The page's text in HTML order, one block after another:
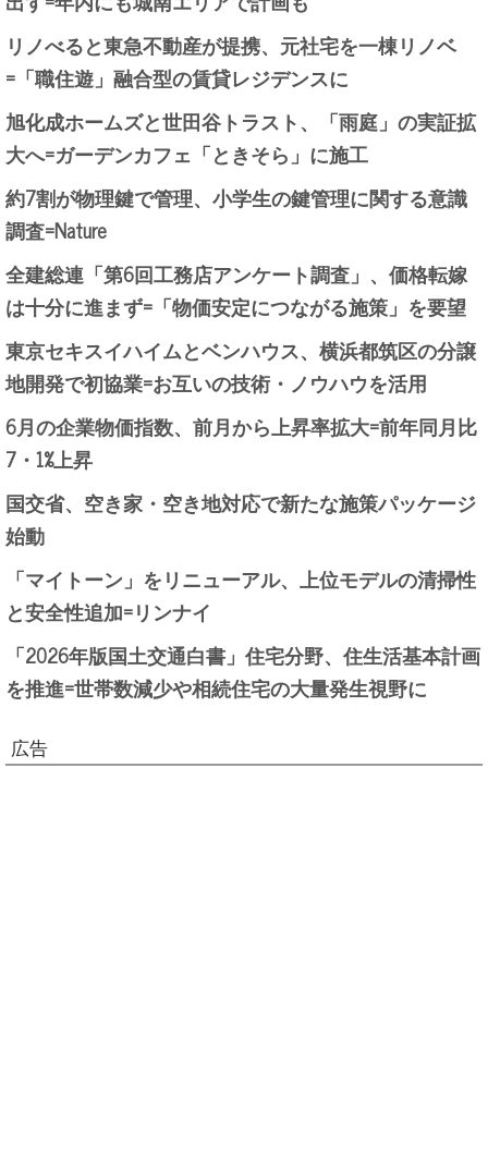
リノべると東急不動産が提携、元社宅を一棟リノベ
=「職住遊」融合型の賃貸レジデンスに
旭化成ホームズと世田谷トラスト、「雨庭」の実証拡
大へ=ガーデンカフェ「ときそら」に施工
約7割が物理鍵で管理、小学生の鍵管理に関する意識
調査=Nature
全建総連「第6回工務店アンケート調査」、価格転嫁
は十分に進まず=「物価安定につながる施策」を要望
東京セキスイハイムとベンハウス、横浜都筑区の分譲
地開発で初協業=お互いの技術・ノウハウを活用
6月の企業物価指数、前月から上昇率拡大=前年同月比
7・1%上昇
国交省、空き家・空き地対応で新たな施策パッケージ
始動
「マイトーン」をリニューアル、上位モデルの清掃性
と安全性追加=リンナイ
「2026年版国土交通白書」住宅分野、住生活基本計画
を推進=世帯数減少や相続住宅の大量発生視野に
広告